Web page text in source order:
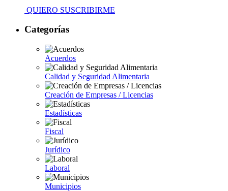
QUIERO SUSCRIBIRME
Categorías
Acuerdos
Calidad y Seguridad Alimentaria
Creación de Empresas / Licencias
Estadísticas
Fiscal
Jurídico
Laboral
Municipios